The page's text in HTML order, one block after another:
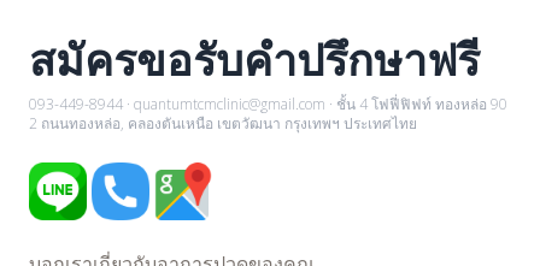
สมัครขอรับคำปรึกษาฟรี
093-449-8944 · quantumtcmclinic@gmail.com · ชั้น 4 โฟฟี่ฟิฟท์ ทองหล่อ 90
2 ถนนทองหล่อ, คลองตันเหนือ เขตวัฒนา กรุงเทพฯ ประเทศไทย